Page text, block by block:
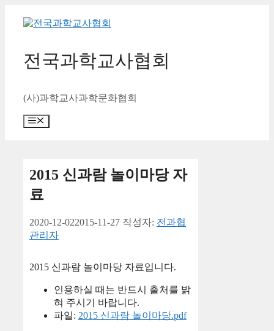
전국과학교사협회
(사)과학교사과학문화협회
메
2015 신과람 놀이마당 자
료
2020-12-022015-11-27 작성자: 전과협
관리자
2015 신과람 놀이마당 자료입니다.
인용하실 때는 반드시 출처를 밝
혀 주시기 바랍니다.
파일: 2015 신과람 놀이마당.pdf